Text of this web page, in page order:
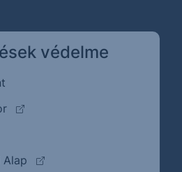
védelme
(külső oldalra ugrik)
oldalra ugrik)
Alap
(külső oldalra ugrik)